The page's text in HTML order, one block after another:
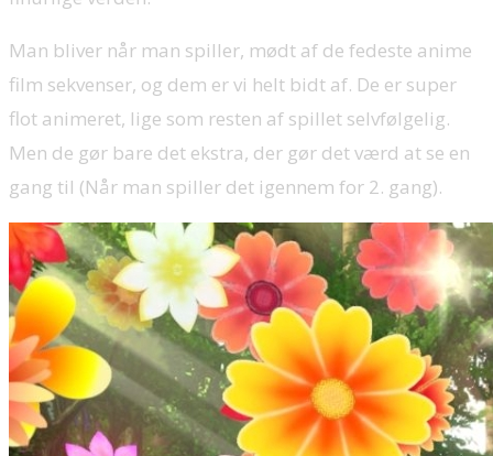
Man bliver når man spiller, mødt af de fedeste anime
film sekvenser, og dem er vi helt bidt af. De er super
flot animeret, lige som resten af spillet selvfølgelig.
Men de gør bare det ekstra, der gør det værd at se en
gang til (Når man spiller det igennem for 2. gang).